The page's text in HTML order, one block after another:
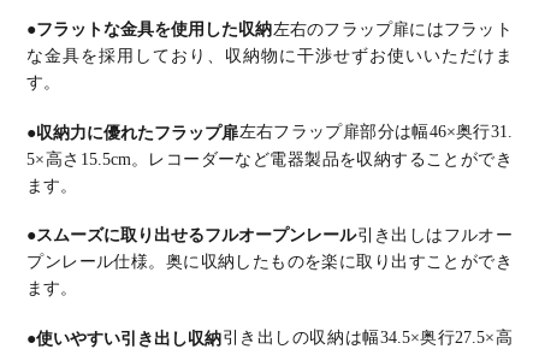
●フラットな金具を使用した収納左右のフラップ扉にはフラット
な金具を採用しており、収納物に干渉せずお使いいただけま
す。
●収納力に優れたフラップ扉左右フラップ扉部分は幅46×奥行31.
5×高さ15.5cm。レコーダーなど電器製品を収納することができ
ます。
●スムーズに取り出せるフルオープンレール引き出しはフルオー
プンレール仕様。奥に収納したものを楽に取り出すことができ
ます。
●使いやすい引き出し収納引き出しの収納は幅34.5×奥行27.5×高